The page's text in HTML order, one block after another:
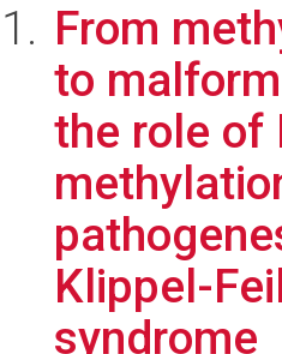
From
to
the role of
Klippel-
syndrome